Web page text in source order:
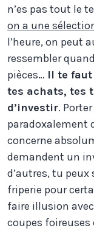
n’es pas tout le
on a une
l’heure, on peut
ressembler
pièces… Il te
tes achats, tes
d’investir.
paradoxalement
concerne
demandent un
d’autres, tu
friperie pour
faire illusion
coupes